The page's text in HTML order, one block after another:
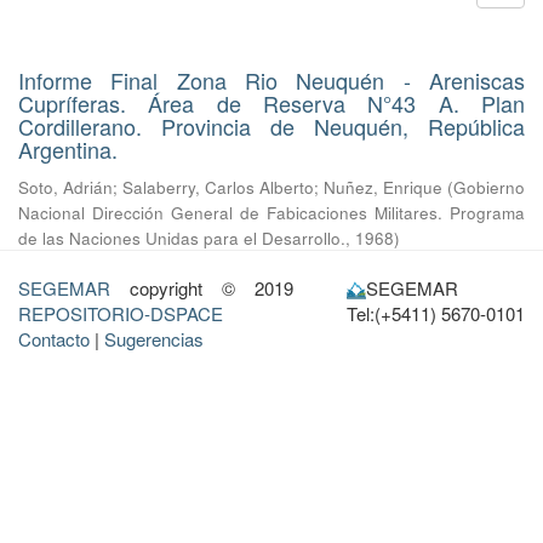
Informe Final Zona Rio Neuquén - Areniscas
Cupríferas. Área de Reserva N°43 A. Plan
Cordillerano. Provincia de Neuquén, República
Argentina.
Soto, Adrián; Salaberry, Carlos Alberto; Nuñez, Enrique (Gobierno
Nacional Dirección General de Fabicaciones Militares. Programa
de las Naciones Unidas para el Desarrollo., 1968)
SEGEMAR copyright © 2019
REPOSITORIO-DSPACE
Contacto | Sugerencias
SEGEMAR
Tel:(+5411) 5670-0101